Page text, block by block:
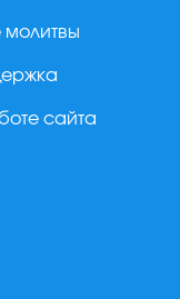
молитвы
сайта